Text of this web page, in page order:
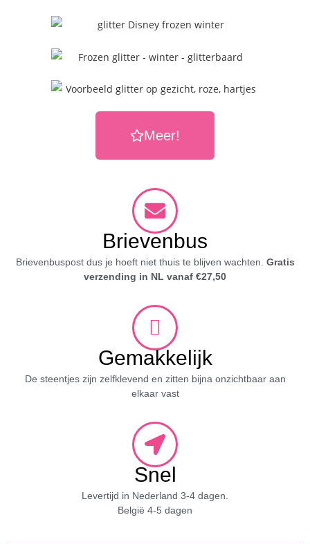
Meer!
Brievenbus
Brievenbuspost dus je hoeft niet thuis te blijven wachten. Gratis
verzending in NL vanaf €27,50
Gemakkelijk
De steentjes zijn zelfklevend en zitten bijna onzichtbaar aan
elkaar vast
Snel
Levertijd in Nederland 3-4 dagen.
België 4-5 dagen